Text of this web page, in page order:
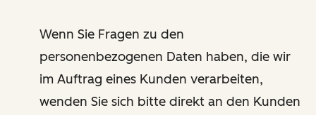
Wenn Sie Fragen zu den
personenbezogenen Daten haben, die wir
im Auftrag eines Kunden verarbeiten,
wenden Sie sich bitte direkt an den Kunden